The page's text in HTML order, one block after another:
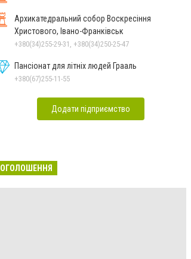
Архикатедральний собор Воскресіння
Христового, Івано-Франківськ
+380(34)255-29-31, +380(34)250-25-47
Пансіонат для літніх людей Грааль
+380(67)255-11-55
Додати підприємство
ОГОЛОШЕННЯ